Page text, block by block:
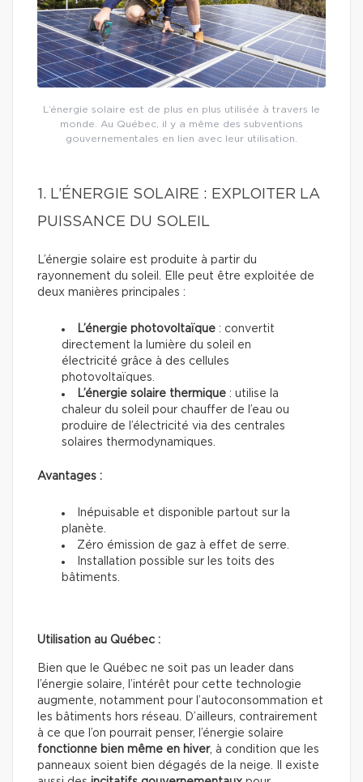
L’énergie solaire est de plus en plus utilisée à travers le
monde. Au Québec, il y a même des subventions
gouvernementales en lien avec leur utilisation.
1. L’ÉNERGIE SOLAIRE : EXPLOITER LA
PUISSANCE DU SOLEIL
L’énergie solaire est produite à partir du
rayonnement du soleil. Elle peut être exploitée de
deux manières principales :
L’énergie photovoltaïque : convertit
directement la lumière du soleil en
électricité grâce à des cellules
photovoltaïques.
L’énergie solaire thermique : utilise la
chaleur du soleil pour chauffer de l’eau ou
produire de l’électricité via des centrales
solaires thermodynamiques.
Avantages :
Inépuisable et disponible partout sur la
planète.
Zéro émission de gaz à effet de serre.
Installation possible sur les toits des
bâtiments.
Utilisation au Québec :
Bien que le Québec ne soit pas un leader dans
l’énergie solaire, l’intérêt pour cette technologie
augmente, notamment pour l’autoconsommation et
les bâtiments hors réseau. D’ailleurs, contrairement
à ce que l’on pourrait penser, l’énergie solaire
fonctionne bien même en hiver, à condition que les
panneaux soient bien dégagés de la neige. Il existe